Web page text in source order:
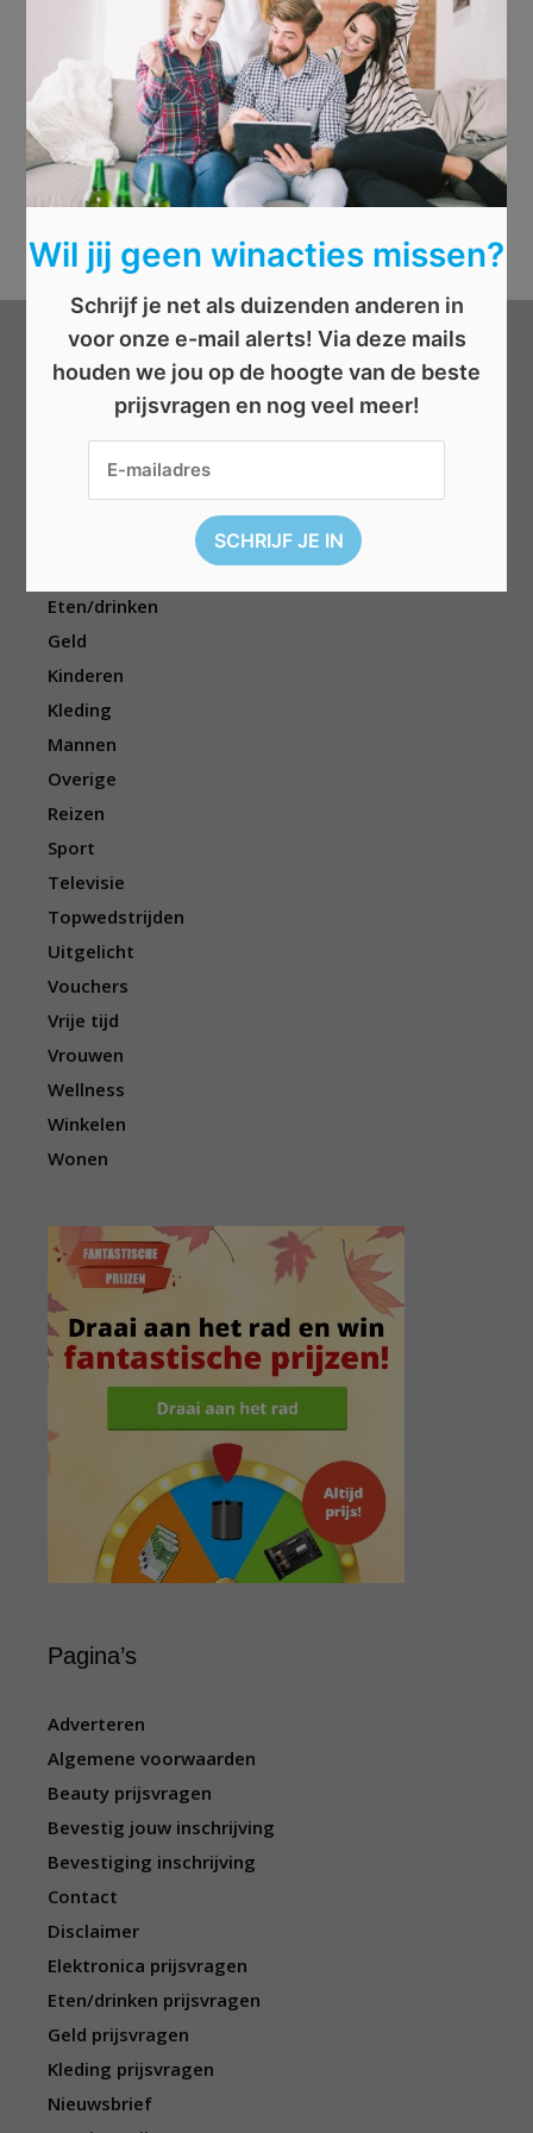
Categorieën
Boeken
Cadeau
Eten/drinken
Geld
Kinderen
Kleding
Mannen
Overige
Reizen
Sport
Televisie
Topwedstrijden
Uitgelicht
Vouchers
Vrije tijd
Vrouwen
Wellness
Winkelen
Wonen
Pagina’s
Adverteren
Algemene voorwaarden
Beauty prijsvragen
Bevestig jouw inschrijving
Bevestiging inschrijving
Contact
Disclaimer
Elektronica prijsvragen
Eten/drinken prijsvragen
Geld prijsvragen
Kleding prijsvragen
Nieuwsbrief
Wil jij geen winacties missen?
Schrijf je net als duizenden anderen in
voor onze e-mail alerts! Via deze mails
houden we jou op de hoogte van de beste
prijsvragen en nog veel meer!